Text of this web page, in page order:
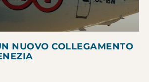
NUOVO COLLEGAMENTO